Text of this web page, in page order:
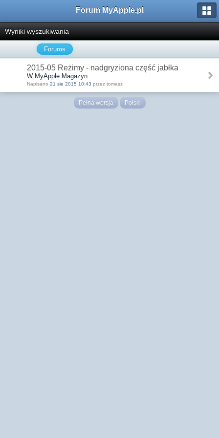
Forum MyApple.pl
Wyniki wyszukiwania
Forums
2015-05 Reżimy - nadgryziona część jabłka
W MyApple Magazyn
Napisano 21 sie 2015 10:43 przez tomasz
Pełna wersja Polski